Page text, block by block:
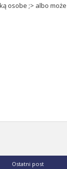
osobe ;> albo
Ostatni post